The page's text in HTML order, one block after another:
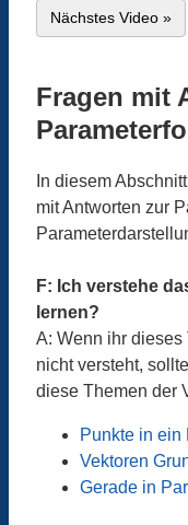
Nächstes Video »
Fragen mit
In diesem
mit Antworten zur
F: Ich verstehe
lernen?
A: Wenn ihr
nicht versteht,
diese Themen der
Punkte in ein
Vektoren
Gerade in